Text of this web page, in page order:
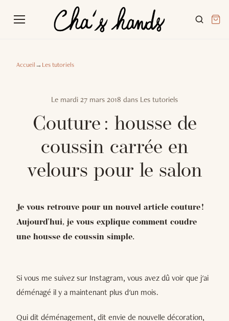
Accueil→Les tutoriels
Le mardi 27 mars 2018 dans Les tutoriels
Couture : housse de
coussin carrée en
velours pour le salon
Je vous retrouve pour un nouvel article couture !
Aujourd'hui, je vous explique comment coudre
une housse de coussin simple.
Si vous me suivez sur Instagram, vous avez dû voir que j'ai
déménagé il y a maintenant plus d'un mois.
Qui dit déménagement, dit envie de nouvelle décoration,